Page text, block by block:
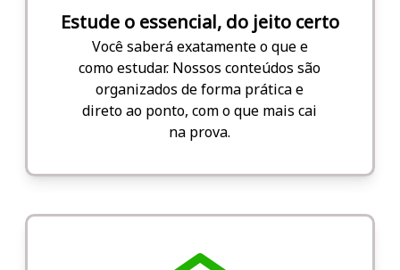
Estude o essencial, do jeito certo
Você saberá exatamente o que e
como estudar. Nossos conteúdos são
organizados de forma prática e
direto ao ponto, com o que mais cai
na prova.